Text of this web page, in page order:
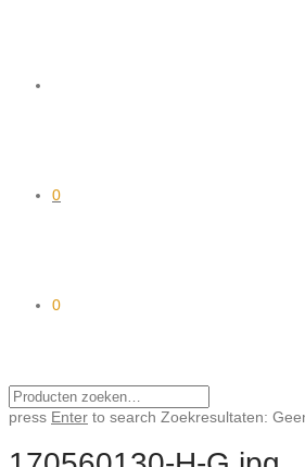
0
0
press Enter to search Zoekresultaten: